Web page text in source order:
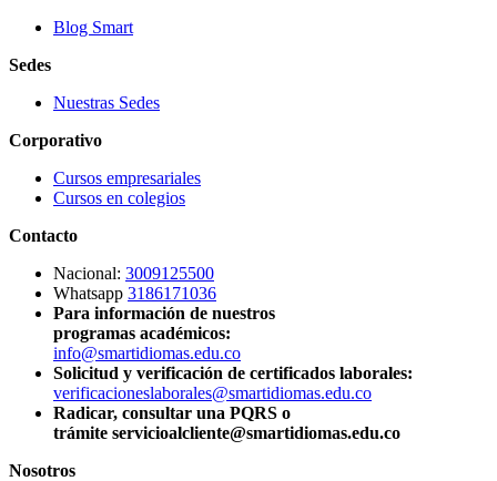
Blog Smart
Sedes
Nuestras Sedes
Corporativo
Cursos empresariales
Cursos en colegios
Contacto
Nacional: 3009125500
Whatsapp 3186171036
Para información de nuestros
programas académicos:
info@smartidiomas.edu.co
Solicitud y verificación de certificados laborales:
verificacioneslaborales@smartidiomas.edu.co
Radicar, consultar una PQRS o
trámite servicioalcliente@smartidiomas.edu.co
Nosotros